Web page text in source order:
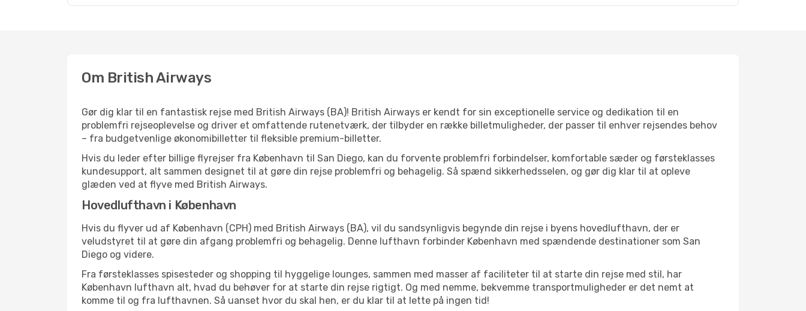
Om British Airways
Gør dig klar til en fantastisk rejse med British Airways (BA)! British Airways er kendt for sin exceptionelle service og dedikation til en
problemfri rejseoplevelse og driver et omfattende rutenetværk, der tilbyder en række billetmuligheder, der passer til enhver rejsendes behov
– fra budgetvenlige økonomibilletter til fleksible premium-billetter.
Hvis du leder efter billige flyrejser fra København til San Diego, kan du forvente problemfri forbindelser, komfortable sæder og førsteklasses
kundesupport, alt sammen designet til at gøre din rejse problemfri og behagelig. Så spænd sikkerhedsselen, og gør dig klar til at opleve
glæden ved at flyve med British Airways.
Hovedlufthavn i København
Hvis du flyver ud af København (CPH) med British Airways (BA), vil du sandsynligvis begynde din rejse i byens hovedlufthavn, der er
veludstyret til at gøre din afgang problemfri og behagelig. Denne lufthavn forbinder København med spændende destinationer som San
Diego og videre.
Fra førsteklasses spisesteder og shopping til hyggelige lounges, sammen med masser af faciliteter til at starte din rejse med stil, har
København lufthavn alt, hvad du behøver for at starte din rejse rigtigt. Og med nemme, bekvemme transportmuligheder er det nemt at
komme til og fra lufthavnen. Så uanset hvor du skal hen, er du klar til at lette på ingen tid!